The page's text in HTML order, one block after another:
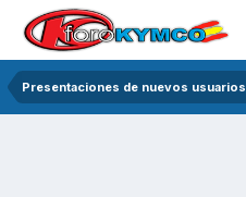
Presentaciones de nuevos usuarios